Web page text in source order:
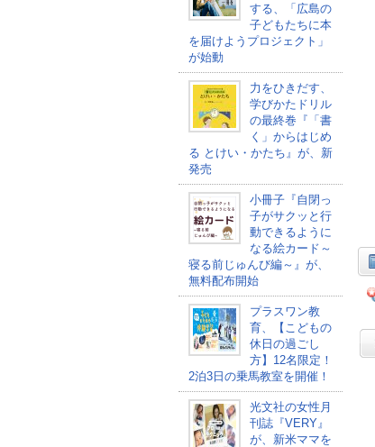
する、「広島の
子どもたちに本
を届けようプロジェクト」
が始動
力をひきだす、
学びかたドリル
の最終巻『「書
く」からはじめ
る とけい・かたち』が、新
発売
小冊子『自閉っ
子がサクッと行
動できるように
なる絵カード～
寝る前じゅんび編～』が、
無料配布開始
プラスワン教
育、【こどもの
休日の過ごし
方】12名限定！
2泊3日の乗馬教室を開催！
光文社の女性月
刊誌『VERY』
が、新米ママを